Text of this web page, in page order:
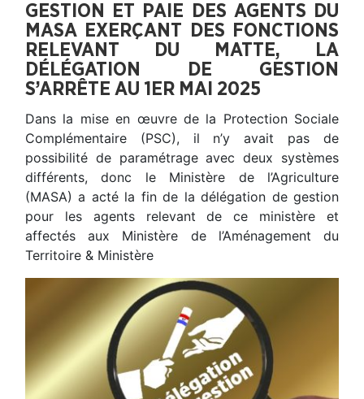
GESTION ET PAIE DES AGENTS DU
MASA EXERÇANT DES FONCTIONS
RELEVANT DU MATTE, LA
DÉLÉGATION DE GESTION
S’ARRÊTE AU 1ER MAI 2025
Dans la mise en œuvre de la Protection Sociale
Complémentaire (PSC), il n’y avait pas de
possibilité de paramétrage avec deux systèmes
différents, donc le Ministère de l’Agriculture
(MASA) a acté la fin de la délégation de gestion
pour les agents relevant de ce ministère et
affectés aux Ministère de l’Aménagement du
Territoire & Ministère